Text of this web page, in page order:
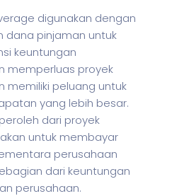
digunakan dengan
pinjaman untuk
keuntungan
memperluas proyek
memiliki peluang untuk
yang lebih besar.
dari proyek
untuk membayar
perusahaan
dari keuntungan
perusahaan.